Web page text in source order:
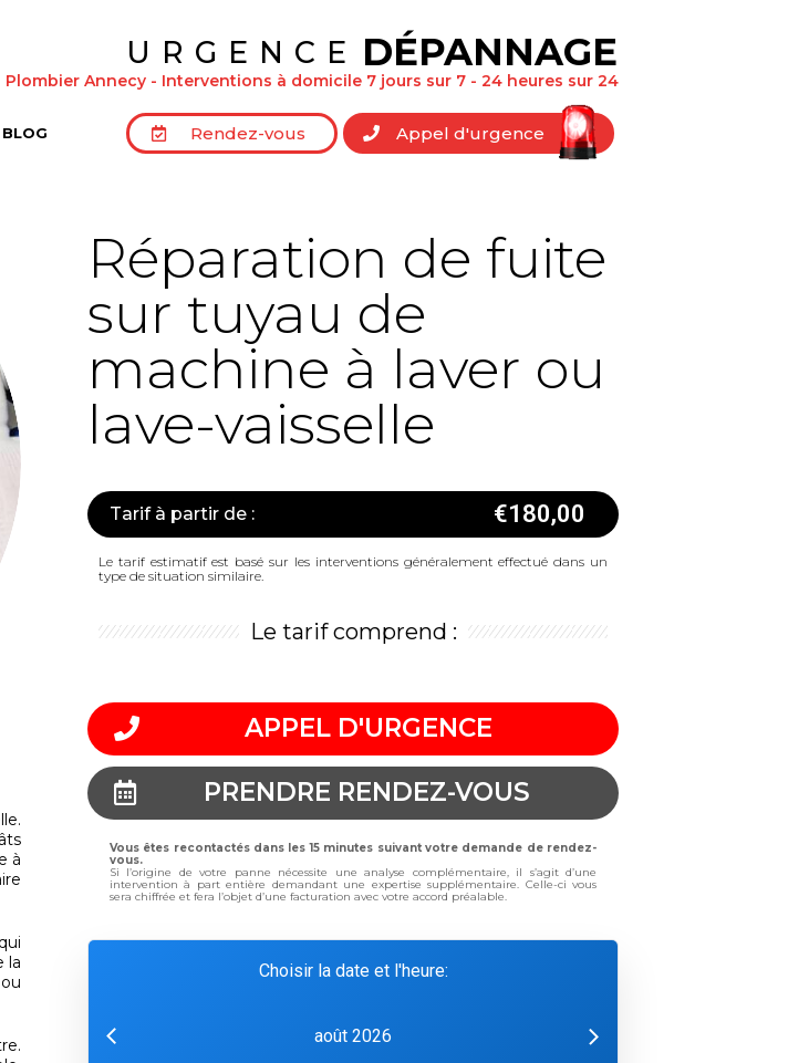
URGENCE DÉPANNAGE
Plombier Annecy - Interventions à domicile 7 jours sur 7 - 24 heures sur 24
BLOG Rendez-vous Appel d'urgence
à
la
Réparation de fuite
sur tuyau de
machine à laver ou
lave-vaisselle
Tarif à partir de : €180,00
Le tarif estimatif est basé sur les interventions généralement effectué dans un
type de situation similaire.
Le tarif comprend :
APPEL D'URGENCE
PRENDRE RENDEZ-VOUS
Vous êtes recontactés dans les 15 minutes suivant votre demande de rendez-
vous.
Si l’origine de votre panne nécessite une analyse complémentaire, il s’agit d’une
intervention à part entière demandant une expertise supplémentaire. Celle-ci vous
sera chiffrée et fera l’objet d’une facturation avec votre accord préalable.
Choisir la date et l'heure:
août 2026